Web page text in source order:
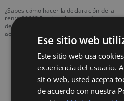
¿Sabes cómo hacer la declaración de la
renta 2020? Empieza la campaña para
declarar nuestro patrimonio y la
actividad económica realizada.
Ese sitio web
Este sitio web usa
experiencia del usuario.
sitio web, usted acepta
de acuerdo con nuestra